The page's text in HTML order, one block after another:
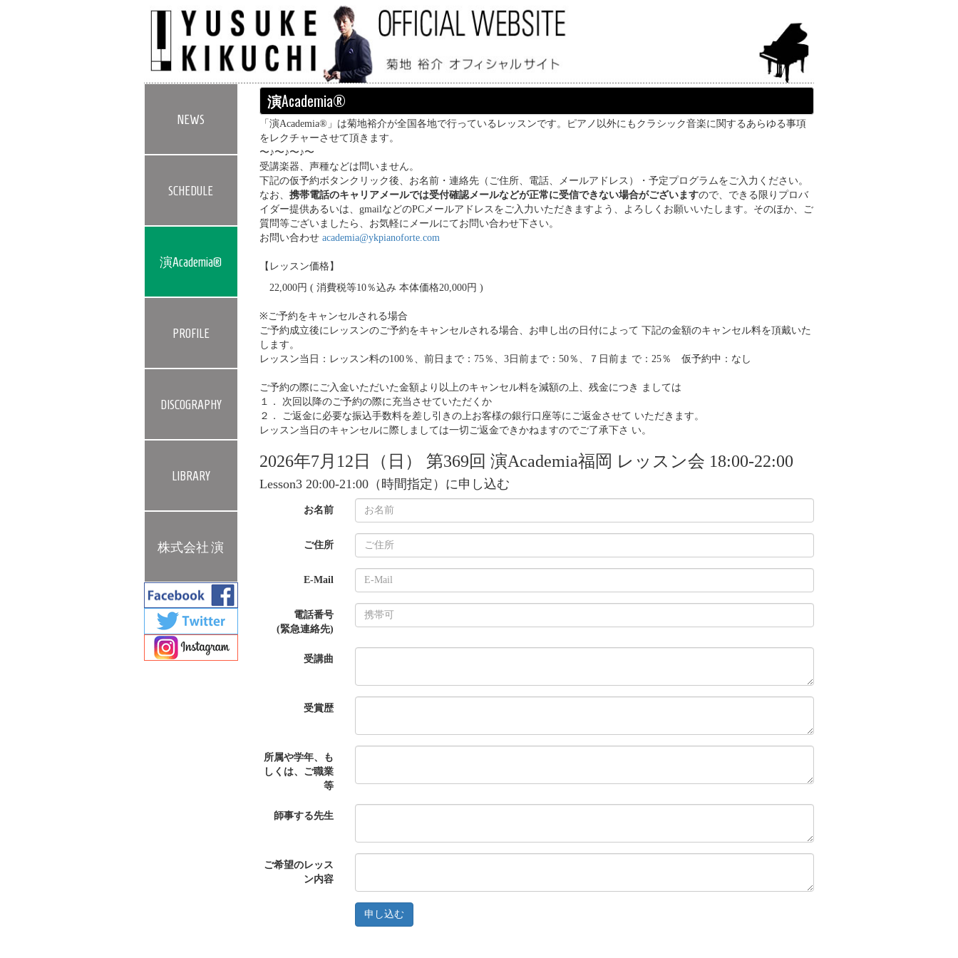
NEWS
SCHEDULE
演Academia®
PROFILE
DISCOGRAPHY
LIBRARY
株式会社 演
演Academia®
「演Academia®」は菊地裕介が全国各地で行っているレッスンです。ピアノ以外にもクラシック音楽に関するあらゆる事項
をレクチャーさせて頂きます。
〜♪〜♪〜♪〜
受講楽器、声種などは問いません。
下記の仮予約ボタンクリック後、お名前・連絡先（ご住所、電話、メールアドレス）・予定プログラムをご入力ください。
なお、 携帯電話のキャリアメールでは受付確認メールなどが正常に受信できない場合がございますので、できる限りプロバ
イダー提供あるいは、gmailなどのPCメールアドレスをご入力いただきますよう、よろしくお願いいたします。そのほか、ご
質問等ございましたら、お気軽にメールにてお問い合わせ下さい。
お問い合わせ academia@ykpianoforte.com
【レッスン価格】
22,000円 ( 消費税等10％込み 本体価格20,000円 )
※ご予約をキャンセルされる場合
ご予約成立後にレッスンのご予約をキャンセルされる場合、お申し出の日付によって 下記の金額のキャンセル料を頂戴いた
します。
レッスン当日：レッスン料の100％、前日まで：75％、3日前まで：50％、７日前ま で：25％ 仮予約中：なし
ご予約の際にご入金いただいた金額より以上のキャンセル料を減額の上、残金につき ましては
１． 次回以降のご予約の際に充当させていただくか
２． ご返金に必要な振込手数料を差し引きの上お客様の銀行口座等にご返金させて いただきます。
レッスン当日のキャンセルに際しましては一切ご返金できかねますのでご了承下さ い。
2026年7月12日（日） 第369回 演Academia福岡 レッスン会 18:00-22:00
Lesson3 20:00-21:00（時間指定）に申し込む
お名前
ご住所
E-Mail
電話番号
(緊急連絡先)
受講曲
受賞歴
所属や学年、も
しくは、ご職業
等
師事する先生
ご希望のレッス
ン内容
申し込む